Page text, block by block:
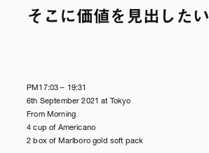
そこに価値を見出したい
PM17:03 – 19:31
6th September 2021 at Tokyo
From Morning
4 cup of Americano
2 box of Marlboro gold soft pack